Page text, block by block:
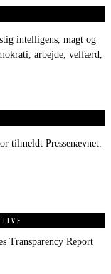
intelligens, magt og
arbejde, velfærd,
tilmeldt Pressenævnet.
Transparency Report